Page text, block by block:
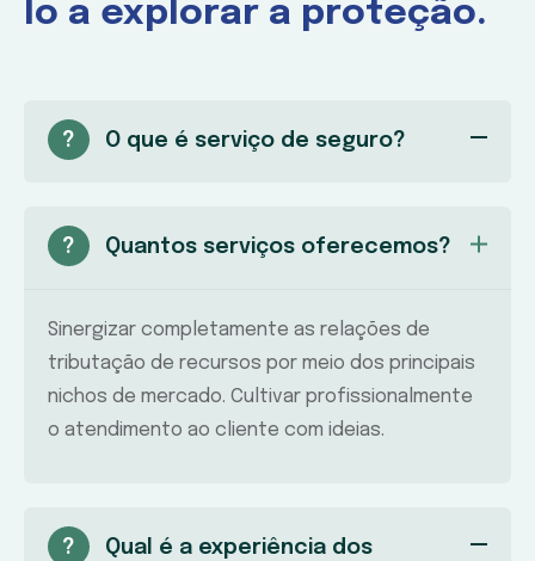
lo a explorar a proteção.
? O que é serviço de seguro?
? Quantos serviços oferecemos?
Sinergizar completamente as relações de
tributação de recursos por meio dos principais
nichos de mercado. Cultivar profissionalmente
o atendimento ao cliente com ideias.
?
Qual é a experiência dos